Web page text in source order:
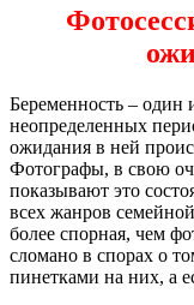
Беременность – один
неопределенных
ожидания в ней
Фотографы, в свою
показывают это
всех жанров
более спорная, чем
сломано в спорах о
пинетками на них, а